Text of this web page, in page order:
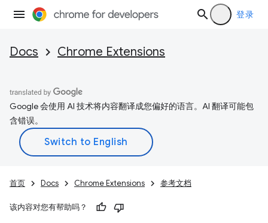
登录
Docs Chrome Extensions
Google 会使用 AI 技术将内容翻译成您偏好的语言。AI 翻译可能包
含错误。
首页 Docs Chrome Extensions 参考文档
该内容对您有帮助吗？